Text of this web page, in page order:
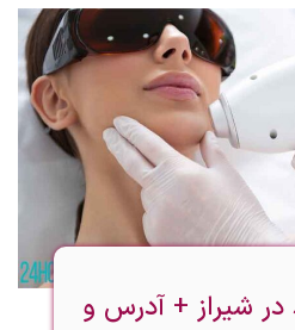
در شیراز + آدرس و